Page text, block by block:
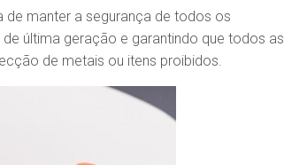
de manter a segurança de todos os
última geração e garantindo que todos as
de metais ou itens proibidos.